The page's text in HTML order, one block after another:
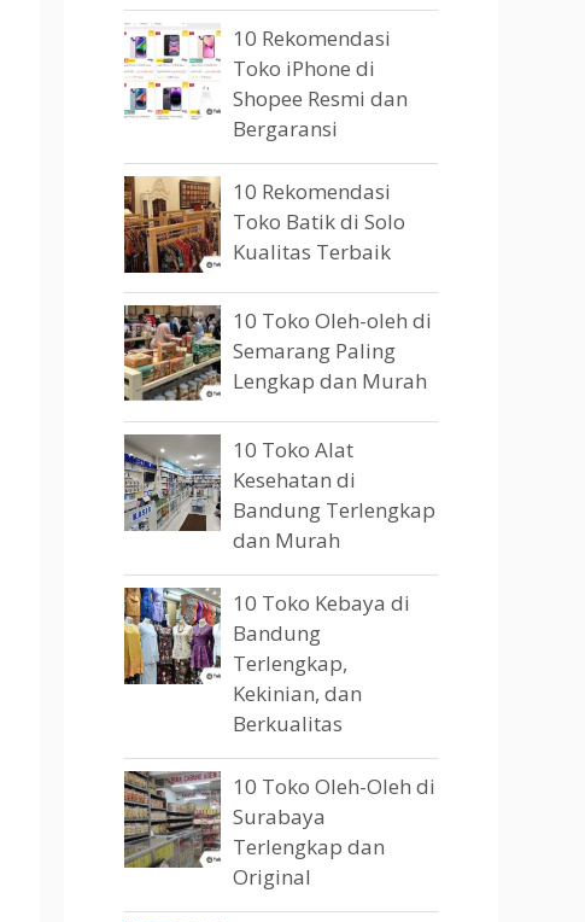
10 Rekomendasi
Toko iPhone di
Shopee Resmi dan
Bergaransi
10 Rekomendasi
Toko Batik di Solo
Kualitas Terbaik
10 Toko Oleh-oleh di
Semarang Paling
Lengkap dan Murah
10 Toko Alat
Kesehatan di
Bandung Terlengkap
dan Murah
10 Toko Kebaya di
Bandung
Terlengkap,
Kekinian, dan
Berkualitas
10 Toko Oleh-Oleh di
Surabaya
Terlengkap dan
Original